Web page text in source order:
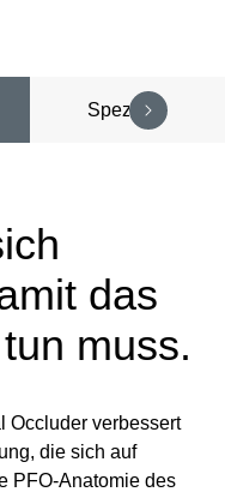
Spezifikationen
das
muss.
Occluder verbessert
die sich auf
PFO-Anatomie des